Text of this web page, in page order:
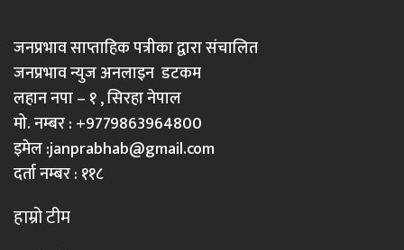
जनप्रभाव साप्ताहिक पत्रीका द्वारा संचालित
जनप्रभाव न्युज अनलाइन डटकम
लहान नपा – १ , सिरहा नेपाल
मो. नम्बर : +9779863964800
इमेल :janprabhab@gmail.com
दर्ता नम्बर : ११८
हाम्रो टीम